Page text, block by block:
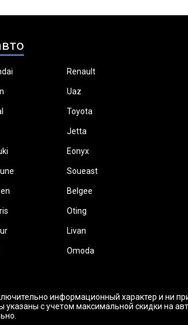
Renault
Uaz
Toyota
Jetta
Eonyx
Soueast
Belgee
Oting
Livan
Omoda
информационный характер и ни
с учетом максимальной скидки на